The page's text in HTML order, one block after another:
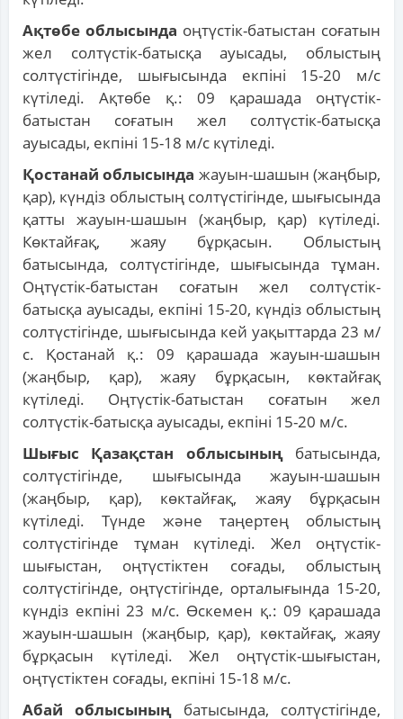
Ақтөбе облысында оңтүстік-батыстан соғатын
жел солтүстік-батысқа ауысады, облыстың
солтүстігінде, шығысында екпіні 15-20 м/с
күтіледі. Ақтөбе қ.: 09 қарашада оңтүстік-
батыстан соғатын жел солтүстік-батысқа
ауысады, екпіні 15-18 м/с күтіледі.
Қостанай облысында жауын-шашын (жаңбыр,
қар), күндіз облыстың солтүстігінде, шығысында
қатты жауын-шашын (жаңбыр, қар) күтіледі.
Көктайғақ, жаяу бұрқасын. Облыстың
батысында, солтүстігінде, шығысында тұман.
Оңтүстік-батыстан соғатын жел солтүстік-
батысқа ауысады, екпіні 15-20, күндіз облыстың
солтүстігінде, шығысында кей уақыттарда 23 м/
с. Қостанай қ.: 09 қарашада жауын-шашын
(жаңбыр, қар), жаяу бұрқасын, көктайғақ
күтіледі. Оңтүстік-батыстан соғатын жел
солтүстік-батысқа ауысады, екпіні 15-20 м/с.
Шығыс Қазақстан облысыныңбатысында,
солтүстігінде, шығысында жауын-шашын
(жаңбыр, қар), көктайғақ, жаяу бұрқасын
күтіледі. Түнде және таңертең облыстың
солтүстігінде тұман күтіледі. Жел оңтүстік-
шығыстан, оңтүстіктен соғады, облыстың
солтүстігінде, оңтүстігінде, орталығында 15-20,
күндіз екпіні 23 м/с. Өскемен қ.: 09 қарашада
жауын-шашын (жаңбыр, қар), көктайғақ, жаяу
бұрқасын күтіледі. Жел оңтүстік-шығыстан,
оңтүстіктен соғады, екпіні 15-18 м/с.
Абай облысының батысында, солтүстігінде,